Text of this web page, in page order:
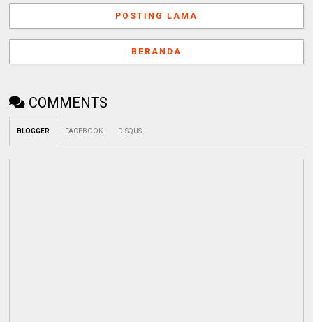
POSTING LAMA
BERANDA
COMMENTS
BLOGGER FACEBOOK DISQUS